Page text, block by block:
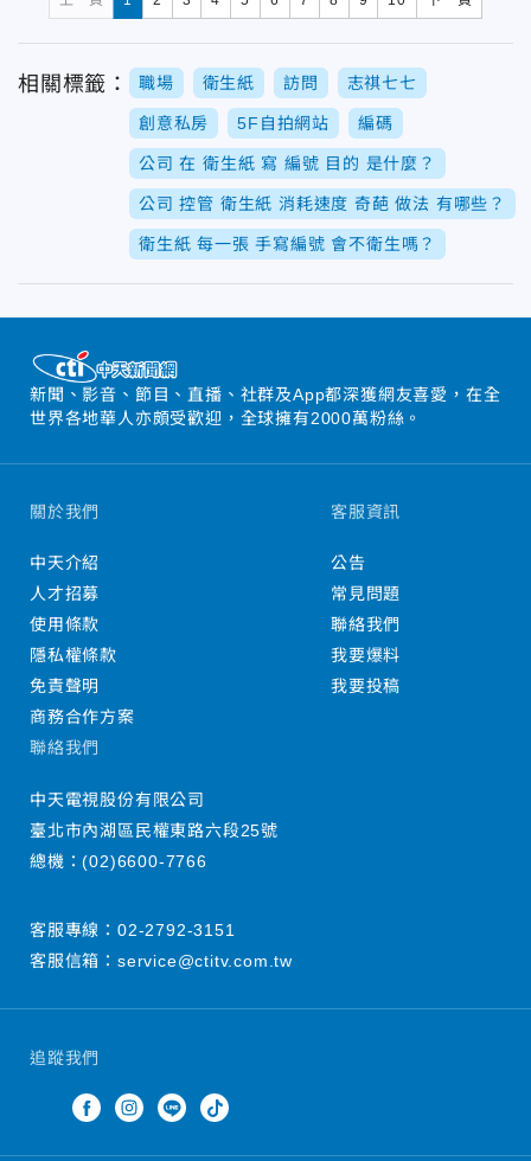
相關標籤： 職場 衛生紙 訪問 志祺七七
創意私房 5F自拍網站 編碼
公司 在 衛生紙 寫 編號 目的 是什麼？
公司 控管 衛生紙 消耗速度 奇葩 做法 有哪些？
衛生紙 每一張 手寫編號 會不衛生嗎？
新聞、影音、節目、直播、社群及App都深獲網友喜愛，在全
世界各地華人亦頗受歡迎，全球擁有2000萬粉絲。
追蹤我們
關於我們
中天介紹
人才招募
使用條款
隱私權條款
免責聲明
商務合作方案
客服資訊
公告
常見問題
聯絡我們
我要爆料
我要投稿
聯絡我們
中天電視股份有限公司
臺北市內湖區民權東路六段25號
總機：(02)6600-7766
客服專線： 02-2792-3151
客服信箱： service@ctitv.com.tw